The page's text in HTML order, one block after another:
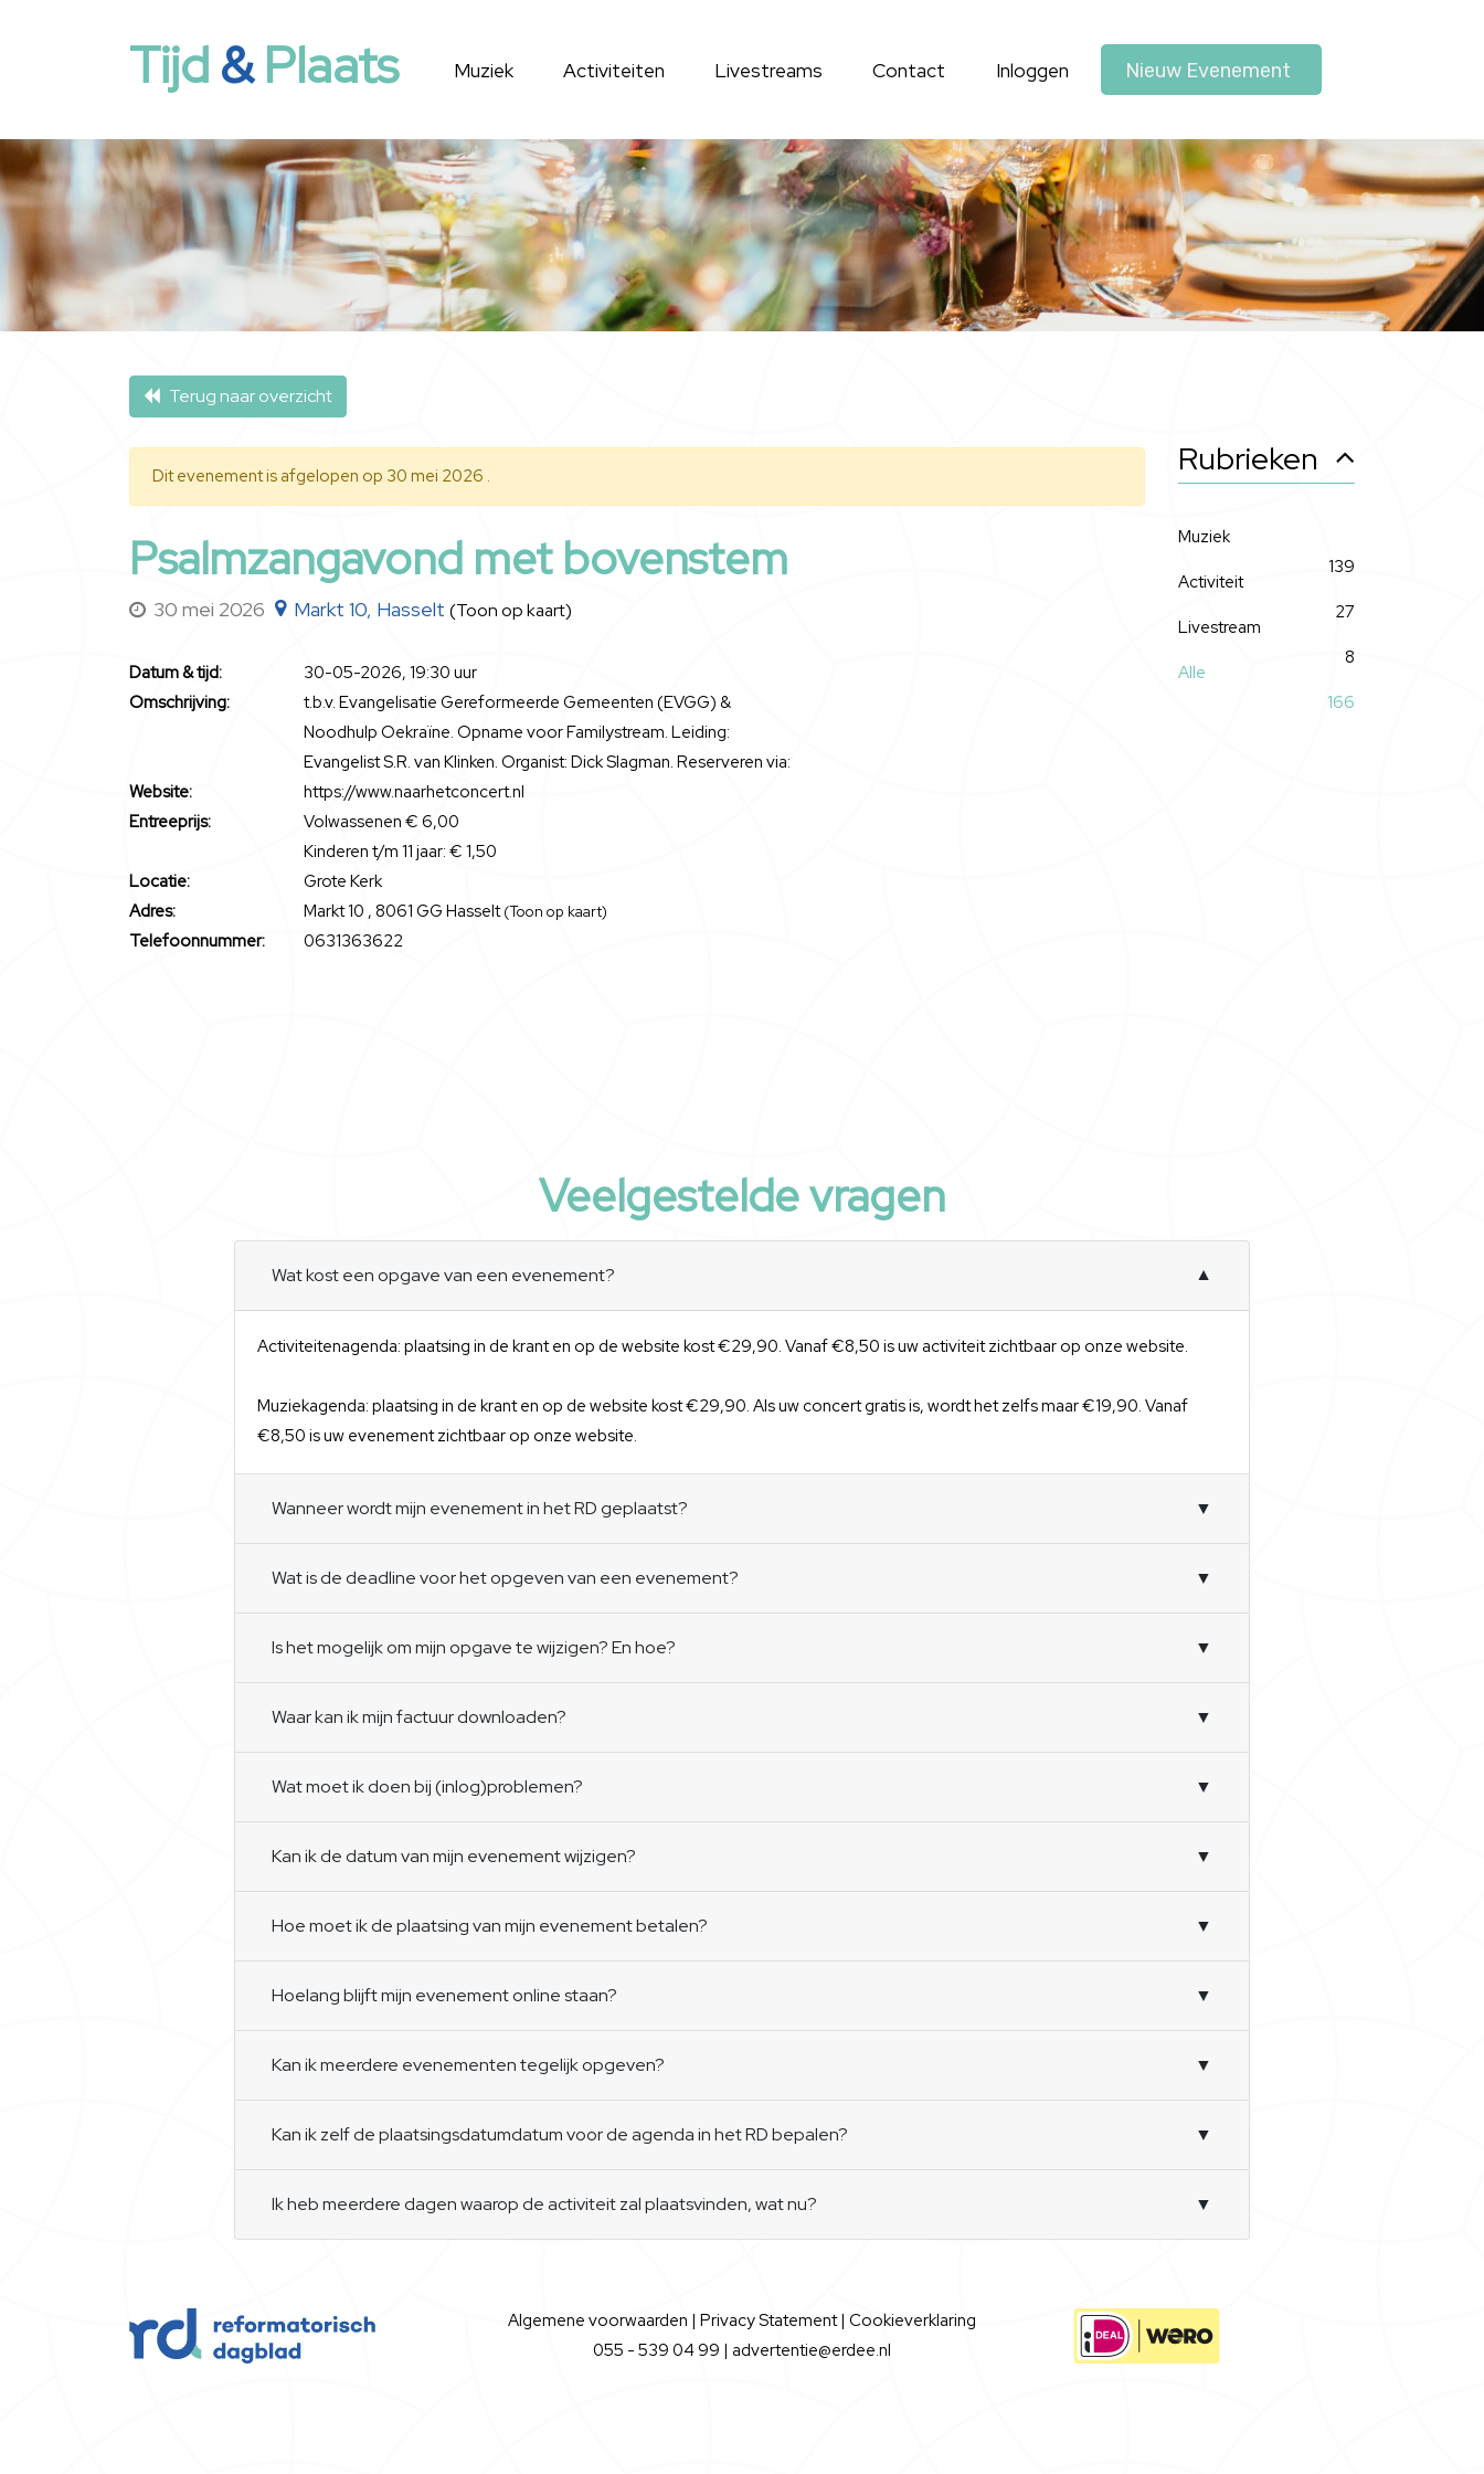
Tijd &Plaats Muziek Activiteiten Livestreams Contact Inloggen Nieuw Evenement
Terug naar overzicht
Dit evenement is afgelopen op 30 mei 2026 .
Psalmzangavond met bovenstem
30 mei 2026 Markt 10, Hasselt (Toon op kaart)
Datum & tijd:
30-05-2026, 19:30 uur
Omschrijving:
t.b.v. Evangelisatie Gereformeerde Gemeenten (EVGG) &
Noodhulp Oekraïne. Opname voor Familystream. Leiding:
Evangelist S.R. van Klinken. Organist: Dick Slagman. Reserveren via:
Website:
https://www.naarhetconcert.nl
Entreeprijs:
Volwassenen € 6,00
Kinderen t/m 11 jaar: € 1,50
Locatie:
Grote Kerk
Adres:
Markt 10 , 8061 GG Hasselt(Toon op kaart)
Telefoonnummer: 0631363622
Rubrieken
Muziek
139
Activiteit
27
Livestream
8
Alle
166
Veelgestelde vragen
Wat kost een opgave van een evenement? ▼
Activiteitenagenda: plaatsing in de krant en op de website kost €29,90. Vanaf €8,50 is uw activiteit zichtbaar op onze website.
Muziekagenda: plaatsing in de krant en op de website kost €29,90. Als uw concert gratis is, wordt het zelfs maar €19,90. Vanaf
€8,50 is uw evenement zichtbaar op onze website.
Wanneer wordt mijn evenement in het RD geplaatst? ▼
Wat is de deadline voor het opgeven van een evenement? ▼
Is het mogelijk om mijn opgave te wijzigen? En hoe? ▼
Waar kan ik mijn factuur downloaden? ▼
Wat moet ik doen bij (inlog)problemen? ▼
Kan ik de datum van mijn evenement wijzigen? ▼
Hoe moet ik de plaatsing van mijn evenement betalen? ▼
Hoelang blijft mijn evenement online staan? ▼
Kan ik meerdere evenementen tegelijk opgeven? ▼
Kan ik zelf de plaatsingsdatumdatum voor de agenda in het RD bepalen? ▼
Ik heb meerdere dagen waarop de activiteit zal plaatsvinden, wat nu? ▼
Algemene voorwaarden | Privacy Statement| Cookieverklaring
055 - 539 04 99 | advertentie@erdee.nl